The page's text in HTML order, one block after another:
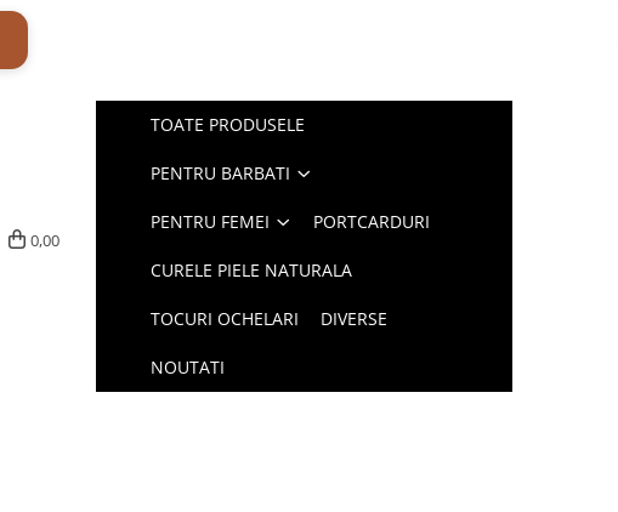
0,00
TOATE PRODUSELE
PENTRU BARBATI
PENTRU FEMEI PORTCARDURI
CURELE PIELE NATURALA
TOCURI OCHELARI DIVERSE
NOUTATI